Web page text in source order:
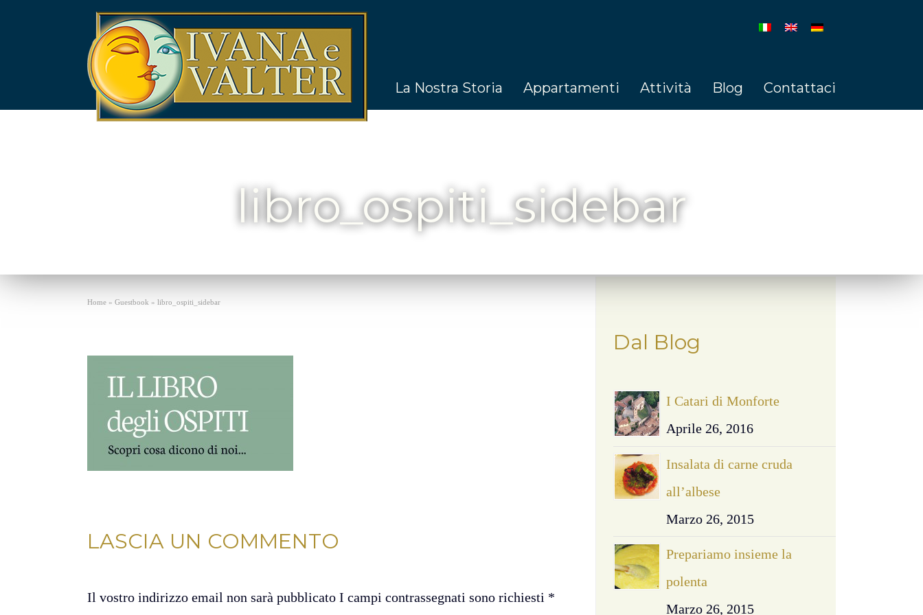
La Nostra Storia Appartamenti Attività Blog Contattaci
libro_ospiti_sidebar
Home » Guestbook » libro_ospiti_sidebar
LASCIA UN COMMENTO
Il vostro indirizzo email non sarà pubblicato I campi contrassegnati sono richiesti *
Dal Blog
I Catari di Monforte
Aprile 26, 2016
Insalata di carne cruda
all’albese
Marzo 26, 2015
Prepariamo insieme la
polenta
Marzo 26, 2015